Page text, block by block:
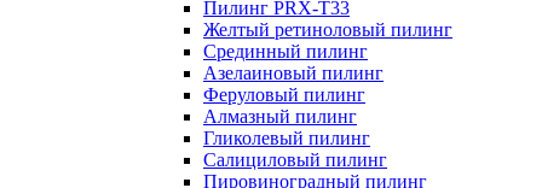
Пилинг PRX-T33
Желтый ретиноловый пилинг
Срединный пилинг
Азелаиновый пилинг
Феруловый пилинг
Алмазный пилинг
Гликолевый пилинг
Салициловый пилинг
Пировиноградный пилинг